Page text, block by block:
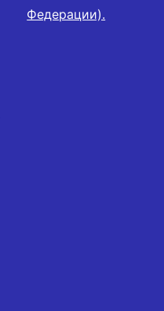
Федерации).